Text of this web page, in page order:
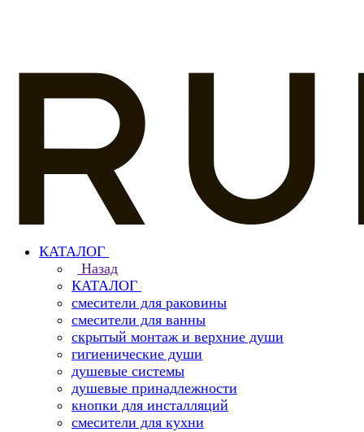
КАТАЛОГ
Назад
КАТАЛОГ
смесители для раковины
смесители для ванны
скрытый монтаж и верхние души
гигиенические души
душевые системы
душевые принадлежности
кнопки для инсталляций
смесители для кухни